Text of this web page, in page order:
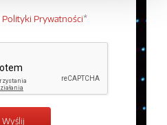
Polityki Prywatności*